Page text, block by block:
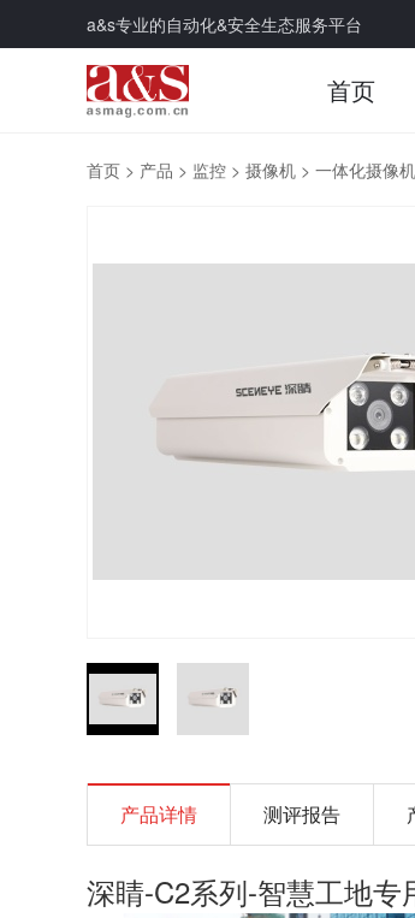
a&s专业的自动化&安全生态服务平台
首页
首页 > 产品 > 监控 > 摄像机 > 一体化摄像机
产品详情 测评报告
深睛-C2系列-智慧工地